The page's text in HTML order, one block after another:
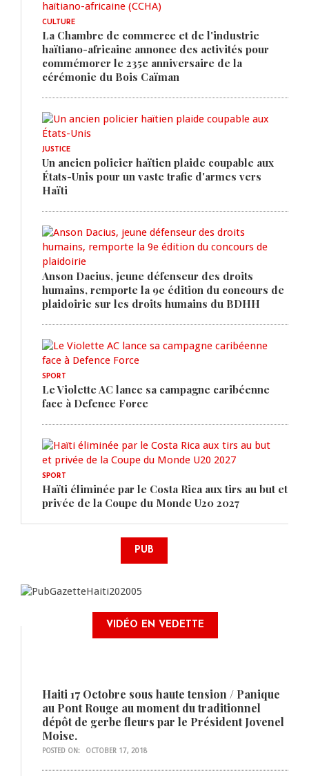
CULTURE
La Chambre de commerce et de l'industrie
haïtiano-africaine annonce des activités pour
commémorer le 235e anniversaire de la
cérémonie du Bois Caïman
JUSTICE
Un ancien policier haïtien plaide coupable aux
États-Unis pour un vaste trafic d'armes vers
Haïti
Anson Dacius, jeune défenseur des droits
humains, remporte la 9e édition du concours de
plaidoirie sur les droits humains du BDHH
SPORT
Le Violette AC lance sa campagne caribéenne
face à Defence Force
SPORT
Haïti éliminée par le Costa Rica aux tirs au but et
privée de la Coupe du Monde U20 2027
PUB
VIDÉO EN VEDETTE
Haiti 17 Octobre sous haute tension / Panique
au Pont Rouge au moment du traditionnel
dépôt de gerbe fleurs par le Président Jovenel
Moise.
POSTED ON: OCTOBER 17, 2018